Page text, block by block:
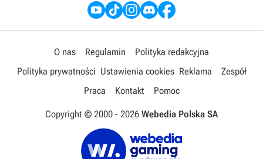
O nas Regulamin
Polityka redakcyjna
Polityka prywatności Ustawienia cookies Reklama
Zespół
Praca
Kontakt Pomoc
Copyright © 2000 - 2026 Webedia Polska SA